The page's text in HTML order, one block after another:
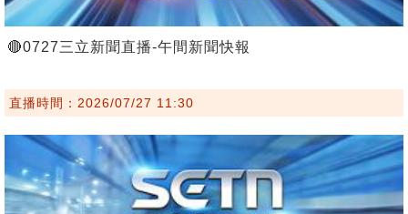
🔴0727三立新聞直播-午間新聞快報
直播時間：2026/07/27 11:30